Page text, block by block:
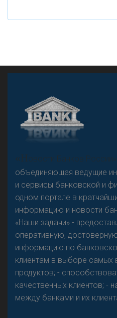
Резкого разворота на
предвидится
«Н
овости Банков
объединяющая ведущие
и сервисы банковской и
одном портале в
информацию и новости
«Наши задачи» -
оперативную,
информацию по
клиентам в выборе самых
продуктов; -
качественных клиентов; -
между банками и их